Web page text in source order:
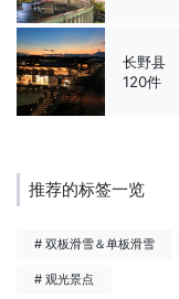
长野县
120件
推荐的标签一览
# 双板滑雪＆单板滑雪
# 观光景点